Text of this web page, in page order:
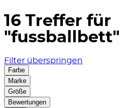
16 Treffer für
"fussballbett"
Filter überspringen
Farbe
Marke
Größe
Bewertungen